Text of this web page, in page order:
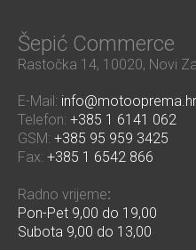
Šepić Commerce
Rastočka 14, 10020, Novi
E-Mail: info@motooprema.hr
Telefon: +385 1 6141 062
GSM: +385 95 959 3425
Fax: +385 1 6542 866
Radno vrijeme:
Pon-Pet 9,00 do 19,00
Subota 9,00 do 13,00